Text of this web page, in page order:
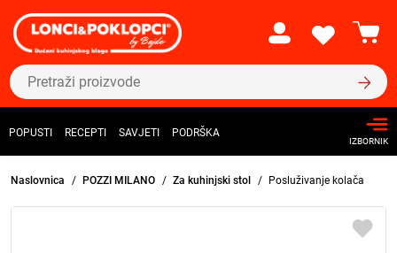
POPUSTI RECEPTI SAVJETI PODRŠKA
IZBORNIK
Naslovnica POZZI MILANO Za kuhinjski stol Posluživanje kolača